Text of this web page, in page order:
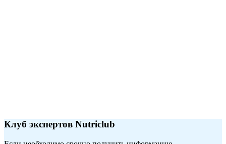
Клуб экспертов Nutriclub